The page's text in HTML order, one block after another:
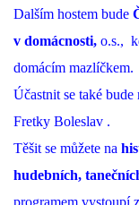
Dalším hostem bude
v domácnosti, o.s.,
domácím mazlíčkem.
Účastnit se také
Fretky Boleslav .
Těšit se můžete na
hudebních,
programem vystoupí